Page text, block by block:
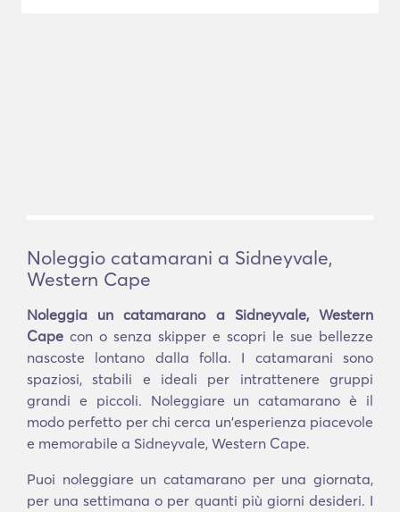
Noleggio catamarani a Sidneyvale,
Western Cape
Noleggia un catamarano a Sidneyvale, Western
Cape con o senza skipper e scopri le sue bellezze
nascoste lontano dalla folla. I catamarani sono
spaziosi, stabili e ideali per intrattenere gruppi
grandi e piccoli. Noleggiare un catamarano è il
modo perfetto per chi cerca un'esperienza piacevole
e memorabile a Sidneyvale, Western Cape.
Puoi noleggiare un catamarano per una giornata,
per una settimana o per quanti più giorni desideri. I